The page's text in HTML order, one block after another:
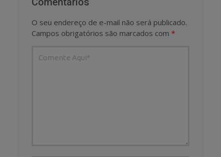
O seu endereço de e-mail não será publicado.
Campos obrigatórios são marcados com *